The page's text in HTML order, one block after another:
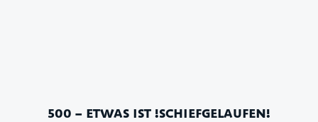
500 – ETWAS IST !SCHIEFGELAUFEN!